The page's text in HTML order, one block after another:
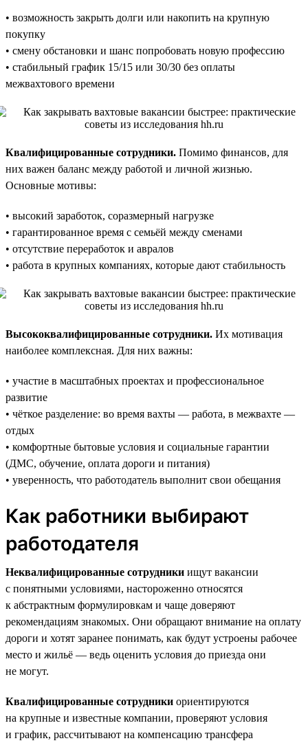
• возможность закрыть долги или накопить на крупную
покупку
• смену обстановки и шанс попробовать новую профессию
• стабильный график 15/15 или 30/30 без оплаты
межвахтового времени
Квалифицированные сотрудники. Помимо финансов, для
них важен баланс между работой и личной жизнью.
Основные мотивы:
• высокий заработок, соразмерный нагрузке
• гарантированное время с семьёй между сменами
• отсутствие переработок и авралов
• работа в крупных компаниях, которые дают стабильность
Высококвалифицированные сотрудники. Их мотивация
наиболее комплексная. Для них важны:
• участие в масштабных проектах и профессиональное
развитие
• чёткое разделение: во время вахты — работа, в межвахте —
отдых
• комфортные бытовые условия и социальные гарантии
(ДМС, обучение, оплата дороги и питания)
• уверенность, что работодатель выполнит свои обещания
Как работники выбирают
работодателя
Неквалифицированные сотрудники ищут вакансии
с понятными условиями, настороженно относятся
к абстрактным формулировкам и чаще доверяют
рекомендациям знакомых. Они обращают внимание на оплату
дороги и хотят заранее понимать, как будут устроены рабочее
место и жильё — ведь оценить условия до приезда они
не могут.
Квалифицированные сотрудники ориентируются
на крупные и известные компании, проверяют условия
и график, рассчитывают на компенсацию трансфера